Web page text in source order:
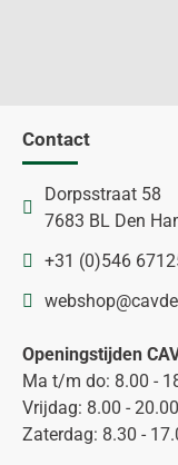
Contact
Dorpsstraat 58
7683 BL Den
+31 (0)546
Openingstijden
Ma t/m do: 8.00 -
Vrijdag: 8.00 -
Zaterdag: 8.30 -